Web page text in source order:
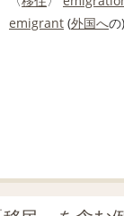
emigrant (外国への